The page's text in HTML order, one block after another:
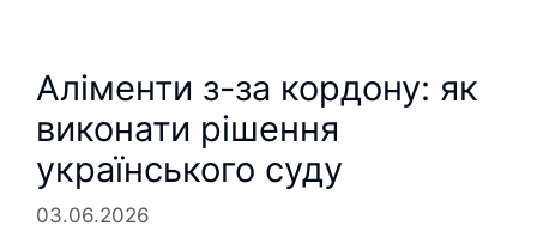
Аліменти з-за кордону: як
виконати рішення
українського суду
03.06.2026